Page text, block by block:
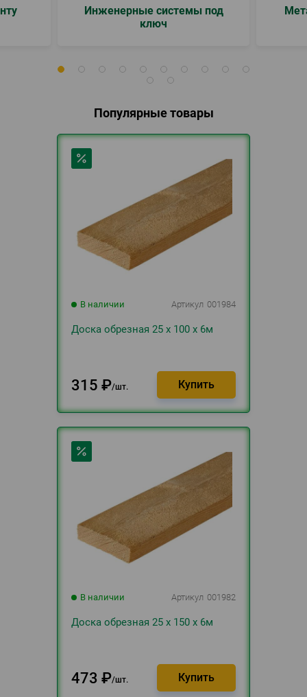
Инженерные системы под
ключ
Популярные товары
В наличии Артикул 001984
Доска обрезная 25 х 100 х 6м
315 ₽ шт.
В наличии Артикул 001982
Доска обрезная 25 х 150 х 6м
473 ₽ шт.